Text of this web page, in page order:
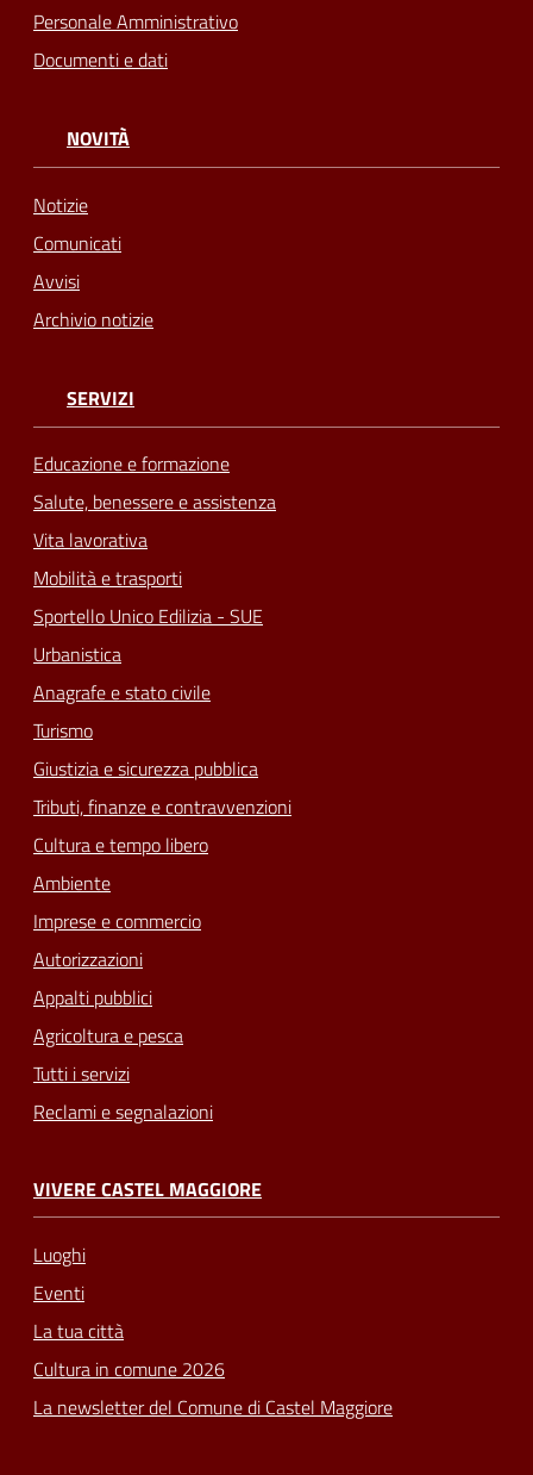
Personale Amministrativo
Documenti e dati
NOVITÀ
Notizie
Comunicati
Avvisi
Archivio notizie
SERVIZI
Educazione e formazione
Salute, benessere e assistenza
Vita lavorativa
Mobilità e trasporti
Sportello Unico Edilizia - SUE
Urbanistica
Anagrafe e stato civile
Turismo
Giustizia e sicurezza pubblica
Tributi, finanze e contravvenzioni
Cultura e tempo libero
Ambiente
Imprese e commercio
Autorizzazioni
Appalti pubblici
Agricoltura e pesca
Tutti i servizi
Reclami e segnalazioni
VIVERE CASTEL MAGGIORE
Luoghi
Eventi
La tua città
Cultura in comune 2026
La newsletter del Comune di Castel Maggiore